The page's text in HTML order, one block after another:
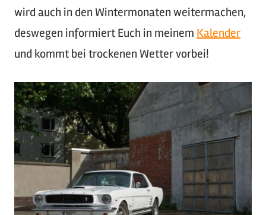
wird auch in den Wintermonaten weitermachen,
deswegen informiert Euch in meinem Kalender
und kommt bei trockenen Wetter vorbei!